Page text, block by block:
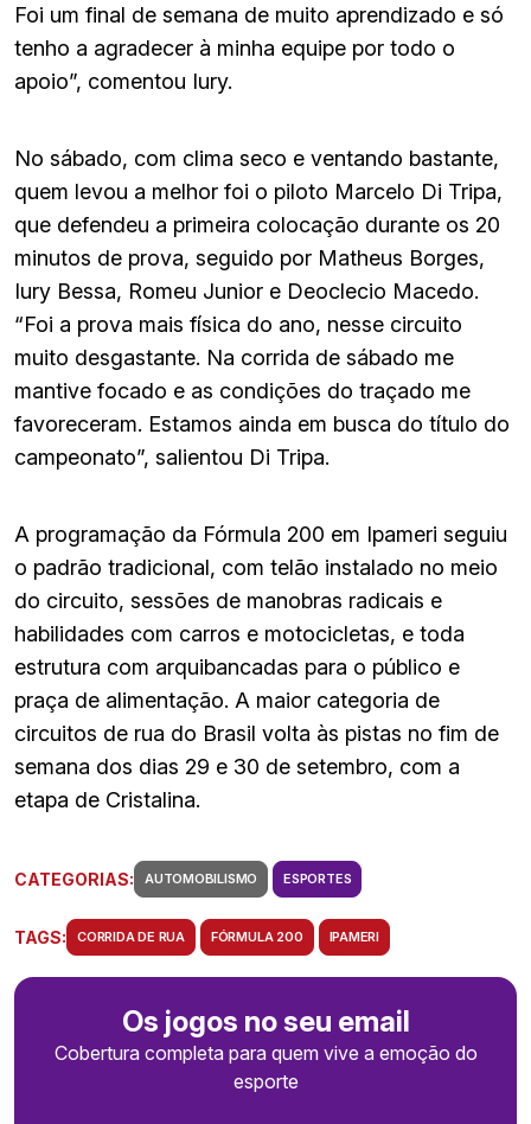
Foi um final de semana de muito aprendizado e só
tenho a agradecer à minha equipe por todo o
apoio”, comentou Iury.
No sábado, com clima seco e ventando bastante,
quem levou a melhor foi o piloto Marcelo Di Tripa,
que defendeu a primeira colocação durante os 20
minutos de prova, seguido por Matheus Borges,
Iury Bessa, Romeu Junior e Deoclecio Macedo.
“Foi a prova mais física do ano, nesse circuito
muito desgastante. Na corrida de sábado me
mantive focado e as condições do traçado me
favoreceram. Estamos ainda em busca do título do
campeonato”, salientou Di Tripa.
A programação da Fórmula 200 em Ipameri seguiu
o padrão tradicional, com telão instalado no meio
do circuito, sessões de manobras radicais e
habilidades com carros e motocicletas, e toda
estrutura com arquibancadas para o público e
praça de alimentação. A maior categoria de
circuitos de rua do Brasil volta às pistas no fim de
semana dos dias 29 e 30 de setembro, com a
etapa de Cristalina.
CATEGORIAS: AUTOMOBILISMO ESPORTES
TAGS: CORRIDA DE RUA FÓRMULA 200 IPAMERI
Os jogos no seu email
Cobertura completa para quem vive a emoção do
esporte